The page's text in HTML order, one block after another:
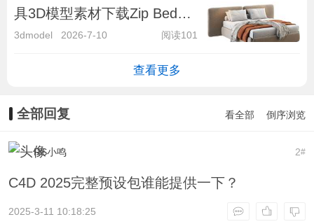
具3D模型素材下载Zip Bed
with Double Headboard by
3dmodel 2026-7-10 阅读101
查看更多
全部回复 看全部 倒序浏览
2#
RS小鸣
C4D 2025完整预设包谁能提供一下？
2025-3-11 10:18:25